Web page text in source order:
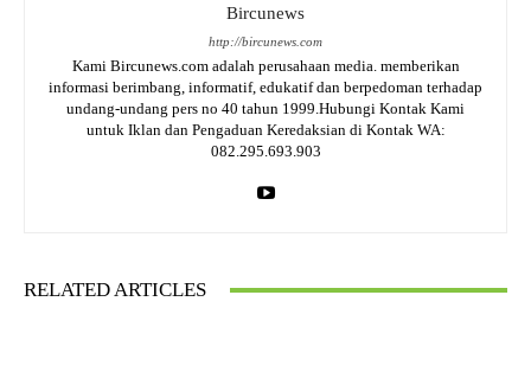
Bircunews
http://bircunews.com
Kami Bircunews.com adalah perusahaan media. memberikan
informasi berimbang, informatif, edukatif dan berpedoman terhadap
undang-undang pers no 40 tahun 1999.Hubungi Kontak Kami
untuk Iklan dan Pengaduan Keredaksian di Kontak WA:
082.295.693.903
RELATED ARTICLES